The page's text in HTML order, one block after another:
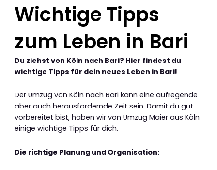
Wichtige Tipps
zum Leben in Bari
Du ziehst von Köln nach Bari? Hier findest du
wichtige Tipps für dein neues Leben in Bari!
Der Umzug von Köln nach Bari kann eine aufregende
aber auch herausfordernde Zeit sein. Damit du gut
vorbereitet bist, haben wir von Umzug Maier aus Köln
einige wichtige Tipps für dich.
Die richtige Planung und Organisation: